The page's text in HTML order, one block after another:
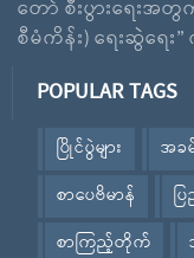
တော် စီးပွားရေး
စီမံကိန်း) ရေးဆွဲရေး
POPULAR TAGS
ပြိုင်ပွဲများ အခမ်
စာပေဗိမာန်
ပ
စာကြည့်တိုက်